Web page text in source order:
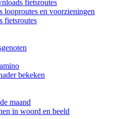
fietsroutes
looproutes en voorzieningen
fietsroutes
bekeken
maand
in woord en beeld